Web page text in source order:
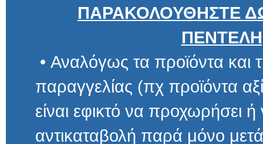
ΠΑΡΑΚΟΛΟΥΘΗΣΤΕ
• Αναλόγως τα προϊόντα και
παραγγελίας (πχ προϊόντα αξίας
είναι εφικτό να προχωρήσει ή να
αντικαταβολή παρά μόνο μετά
οφείλεται στο ότι το site μας τώρα
τους πρώην προμηθευτές μας